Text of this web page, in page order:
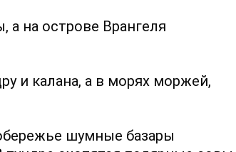
а на острове Врангеля
и калана, а в морях моржей,
шумные базары